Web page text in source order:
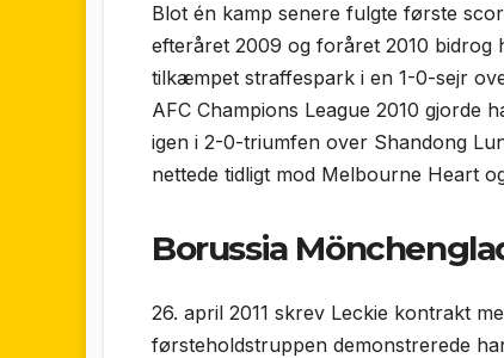
Blot én kamp senere fulgte første
efteråret 2009 og foråret 2010 bidrog
tilkæmpet straffespark i en 1-0-sejr
AFC Champions League 2010 gjorde
igen i 2-0-triumfen over Shandong
nettede tidligt mod Melbourne Heart
Borussia
26. april 2011 skrev Leckie kontrakt
førsteholdstruppen demonstrerede